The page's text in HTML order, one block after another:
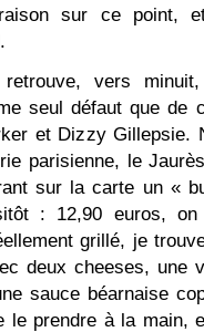
sur ce point,
vers
seul défaut que de
et Dizzy Gillepsie.
parisienne, le
sur la carte un «
: 12,90 euros,
grillé, je
deux cheeses, une
sauce béarnaise
le prendre à la main,